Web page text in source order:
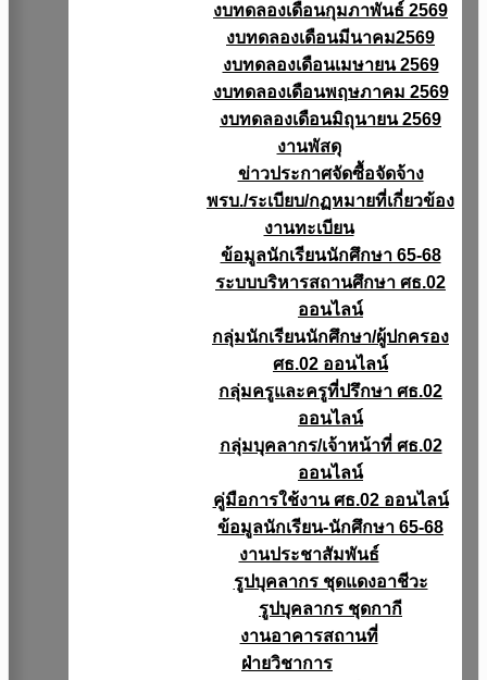
งบทดลองเดือนกุมภาพันธ์ 2569
งบทดลองเดือนมีนาคม2569
งบทดลองเดือนเมษายน 2569
งบทดลองเดือนพฤษภาคม 2569
งบทดลองเดือนมิถุนายน 2569
งานพัสดุ
ข่าวประกาศจัดซื้อจัดจ้าง
พรบ./ระเบียบ/กฏหมายที่เกี่ยวข้อง
งานทะเบียน
ข้อมูลนักเรียนนักศึกษา 65-68
ระบบบริหารสถานศึกษา ศธ.02
ออนไลน์
กลุ่มนักเรียนนักศึกษา/ผู้ปกครอง
ศธ.02 ออนไลน์
กลุ่มครูและครูที่ปรึกษา ศธ.02
ออนไลน์
กลุ่มบุคลากร/เจ้าหน้าที่ ศธ.02
ออนไลน์
คู่มือการใช้งาน ศธ.02 ออนไลน์
ข้อมูลนักเรียน-นักศึกษา 65-68
งานประชาสัมพันธ์
รูปบุคลากร ชุดแดงอาชีวะ
รูปบุคลากร ชุดกากี
งานอาคารสถานที่
ฝ่ายวิชาการ